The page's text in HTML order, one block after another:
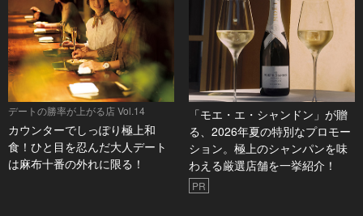
デートの勝率が上がる店 Vol.14
カウンターでしっぽり極上和
食！ひと目を忍んだ大人デート
は麻布十番の外れに限る！
「モエ・エ・シャンドン」が贈
る、2026年夏の特別なプロモー
ション。極上のシャンパンを味
わえる厳選店舗を一挙紹介！
PR